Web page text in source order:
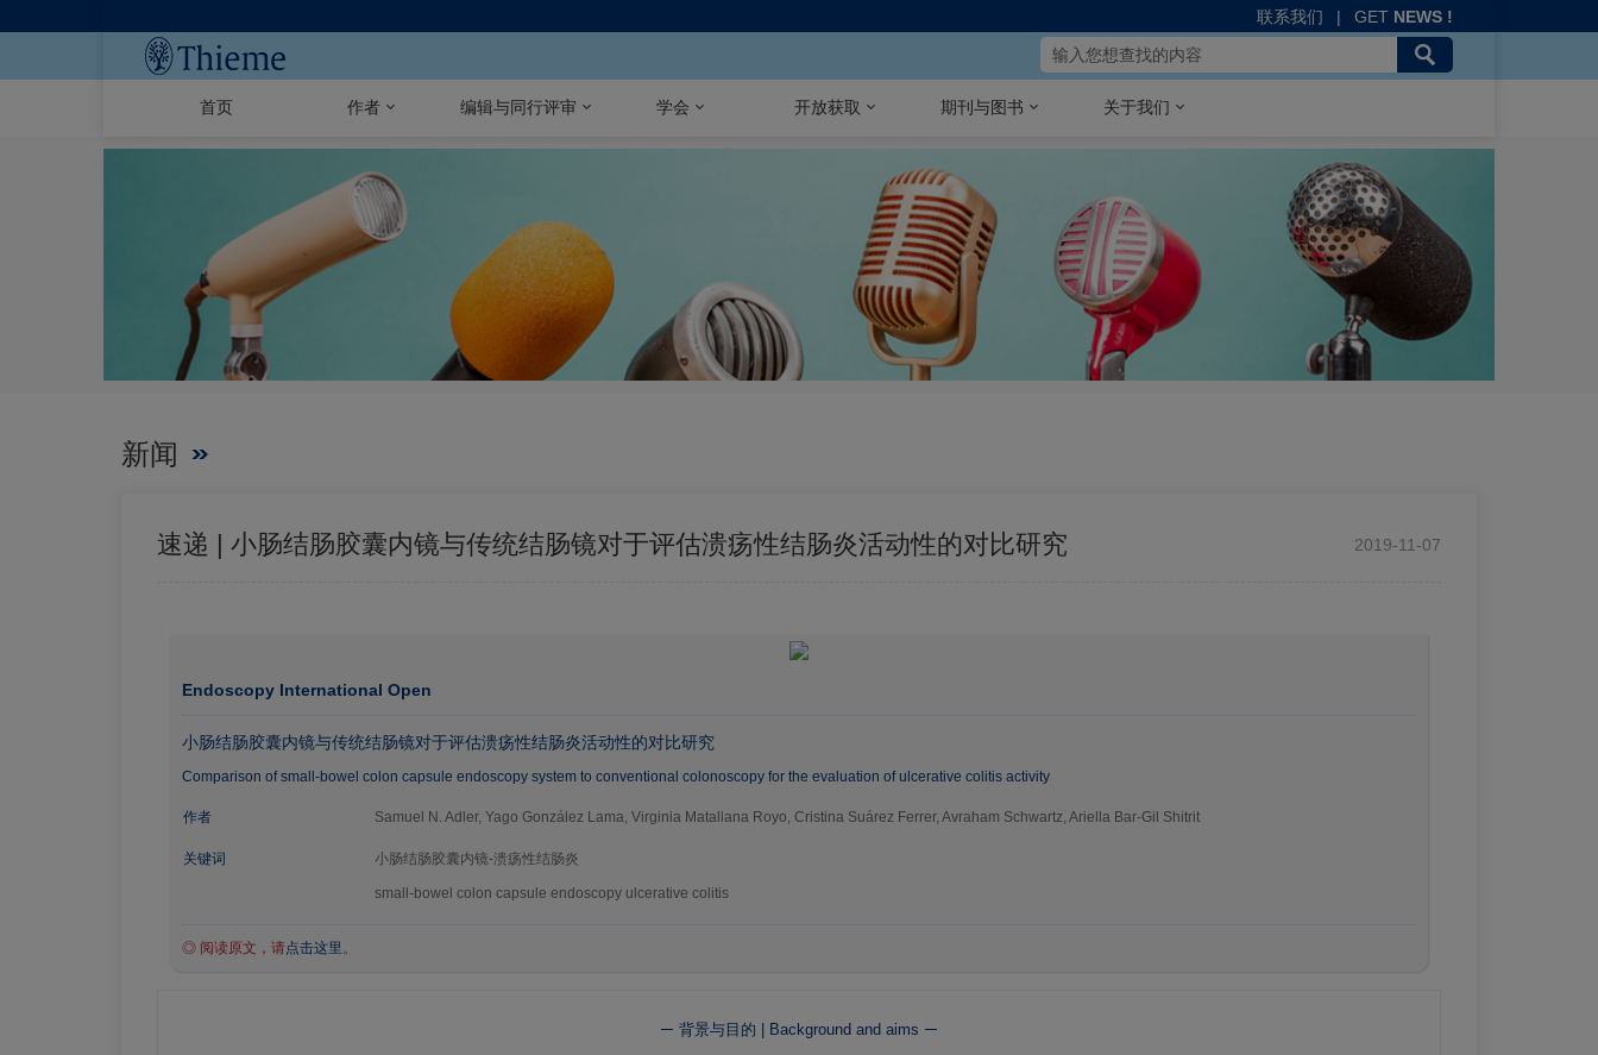
联系我们 | GET NEWS !
首页 作者 编辑与同行评审 学会 开放获取 期刊与图书 关于我们
新闻
速递 | 小肠结肠胶囊内镜与传统结肠镜对于评估溃疡性结肠炎活动性的对比研究 2019-11-07
Endoscopy International Open
小肠结肠胶囊内镜与传统结肠镜对于评估溃疡性结肠炎活动性的对比研究
Comparison of small-bowel colon capsule endoscopy system to conventional colonoscopy for the evaluation of ulcerative colitis activity
作者 Samuel N. Adler, Yago González Lama, Virginia Matallana Royo, Cristina Suárez Ferrer, Avraham Schwartz, Ariella Bar-Gil Shitrit
关键词 小肠结肠胶囊内镜-溃疡性结肠炎
small-bowel colon capsule endoscopy ulcerative colitis
◎ 阅读原文，请点击这里 。
背景与目的 | Background and aims